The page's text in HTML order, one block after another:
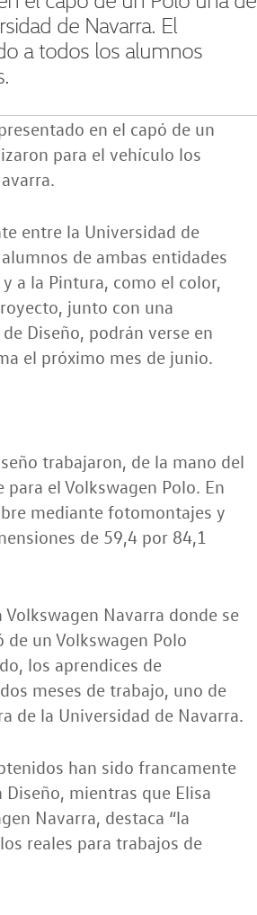
de Navarra. El
a todos los alumnos
en el capó de un
para el vehículo los
entre la Universidad de
de ambas entidades
a la Pintura, como el color,
junto con una
Diseño, podrán verse en
el próximo mes de junio.
trabajaron, de la mano del
el Volkswagen Polo. En
mediante fotomontajes y
de 59,4 por 84,1
Navarra donde se
de un Volkswagen Polo
los aprendices de
meses de trabajo, uno de
de la Universidad de Navarra.
han sido francamente
mientras que Elisa
Navarra, destaca “la
reales para trabajos de